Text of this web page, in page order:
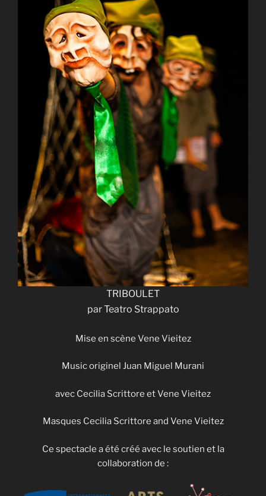
TRIBOULET
par Teatro Strappato
Mise en scène Vene Vieitez
Music originel Juan Miguel Murani
avec Cecilia Scrittore et Vene Vieitez
Masques Cecilia Scrittore and Vene Vieitez
Ce spectacle a été créé avec le soutien et la
collaboration de :